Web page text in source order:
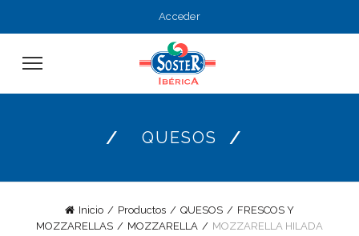
Acceder
QUESOS
Inicio Productos QUESOS
FRESCOS Y
MOZZARELLAS
MOZZARELLA MOZZARELLA HILADA